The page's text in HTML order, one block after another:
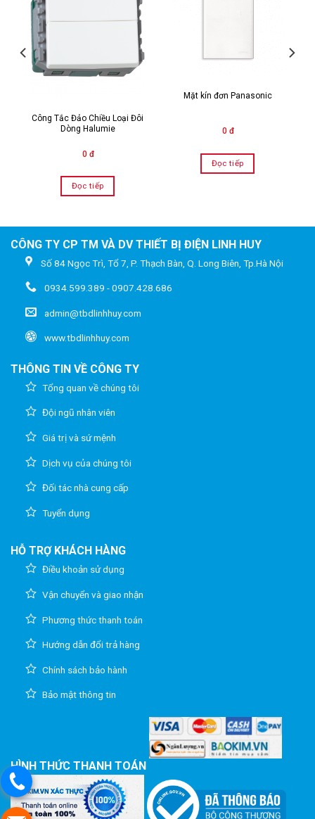
Công Tắc Đảo Chiều Loại Đôi
Dòng Halumie
0 đ
Đọc tiếp
Mặt kín đơn Panasonic
0 đ
Đọc tiếp
CÔNG TY CP TM VÀ DV THIẾT BỊ ĐIỆN LINH HUY
Số 84 Ngọc Trì, Tổ 7, P. Thạch Bàn, Q. Long Biên, Tp.Hà Nội
0934.599.389 - 0907.428.686
admin@tbdlinhhuy.com
www.tbdlinhhuy.com
THÔNG TIN VỀ CÔNG TY
Tổng quan về chúng tôi
Đội ngũ nhân viên
Giá trị và sứ mệnh
Dịch vụ của chúng tôi
Đối tác nhà cung cấp
Tuyển dụng
HỖ TRỢ KHÁCH HÀNG
Điều khoản sử dụng
Vận chuyển và giao nhận
Phương thức thanh toán
Hướng dẫn đổi trả hàng
Chính sách bảo hành
Bảo mật thông tin
HÌNH THỨC THANH TOÁN